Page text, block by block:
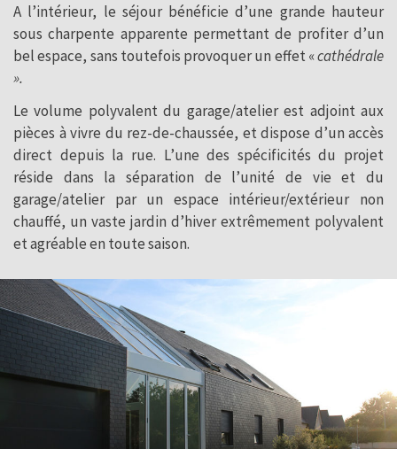
A l’intérieur, le séjour bénéficie d’une grande hauteur
sous charpente apparente permettant de profiter d’un
bel espace, sans toutefois provoquer un effet «cathédrale
».
Le volume polyvalent du garage/atelier est adjoint aux
pièces à vivre du rez-de-chaussée, et dispose d’un accès
direct depuis la rue. L’une des spécificités du projet
réside dans la séparation de l’unité de vie et du
garage/atelier par un espace intérieur/extérieur non
chauffé, un vaste jardin d’hiver extrêmement polyvalent
et agréable en toute saison.